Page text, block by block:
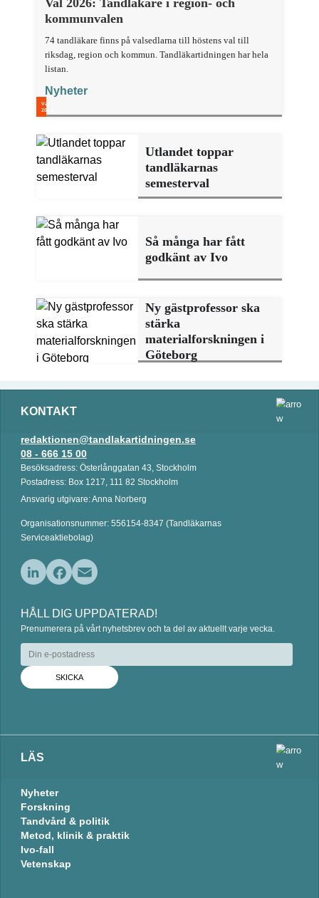
Val 2026: Tandläkare i region- och
kommunvalen
74 tandläkare finns på valsedlarna till höstens val till
riksdag, region och kommun. Tandläkartidningen har hela
listan.
Nyheter
Utlandet toppar
tandläkarnas
semesterval
Så många har fått
godkänt av Ivo
Ny gästprofessor ska
stärka
materialforskningen i
Göteborg
KONTAKT
redaktionen@tandlakartidningen.se
08 - 666 15 00
Besöksadress: Österlånggatan 43, Stockholm
Postadress: Box 1217, 111 82 Stockholm
Ansvarig utgivare: Anna Norberg
Organisationsnummer: 556154-8347 (Tandläkarnas
Serviceaktiebolag)
n
k
n
c
e
o
o
k
a
i
HÅLL DIG UPPDATERAD!
Prenumerera på vårt nyhetsbrev och ta del av aktuellt varje vecka.
LÄS
Nyheter
Forskning
Tandvård & politik
Metod, klinik & praktik
Ivo-fall
Vetenskap